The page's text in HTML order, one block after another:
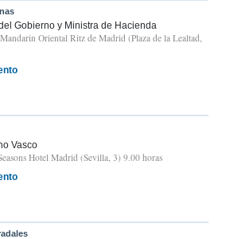
Gobierno y Ministra de Hacienda
Oriental Ritz de Madrid (Plaza de la Lealtad,
Vasco
Hotel Madrid (Sevilla, 3) 9.00 horas